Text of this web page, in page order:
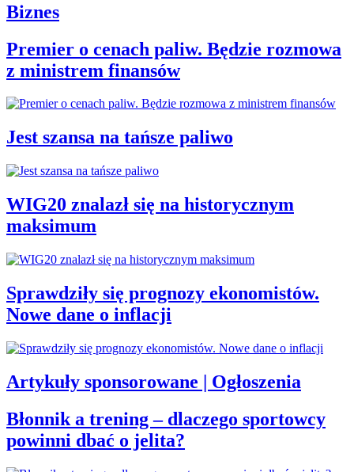
Biznes
Premier o cenach paliw. Będzie rozmowa
z ministrem finansów
Jest szansa na tańsze paliwo
WIG20 znalazł się na historycznym
maksimum
Sprawdziły się prognozy ekonomistów.
Nowe dane o inflacji
Artykuły sponsorowane | Ogłoszenia
Błonnik a trening – dlaczego sportowcy
powinni dbać o jelita?